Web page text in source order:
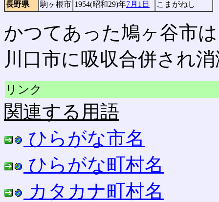
長野県
駒ヶ根市 1954(昭和29)年7月1日 こまがねし
かつてあった鳩ヶ谷市
川口市に吸収合併され
リンク
関連する用語
ひらがな市名
ひらがな町村名
カタカナ町村名